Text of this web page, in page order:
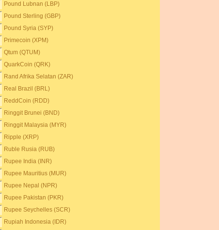
Pound Lubnan (LBP)
Pound Sterling (GBP)
Pound Syria (SYP)
Primecoin (XPM)
Qtum (QTUM)
QuarkCoin (QRK)
Rand Afrika Selatan (ZAR)
Real Brazil (BRL)
ReddCoin (RDD)
Ringgit Brunei (BND)
Ringgit Malaysia (MYR)
Ripple (XRP)
Ruble Rusia (RUB)
Rupee India (INR)
Rupee Mauritius (MUR)
Rupee Nepal (NPR)
Rupee Pakistan (PKR)
Rupee Seychelles (SCR)
Rupiah Indonesia (IDR)